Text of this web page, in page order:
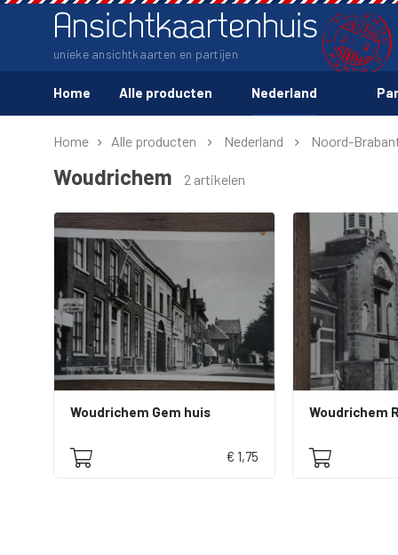
Ansichtkaartenhuis
unieke ansichtkaarten en partijen
Home Alle producten Nederland
Home Alle producten Nederland Noord-
Woudrichem 2 artikelen
Woudrichem Gem huis
€ 1,75
Woudrichem